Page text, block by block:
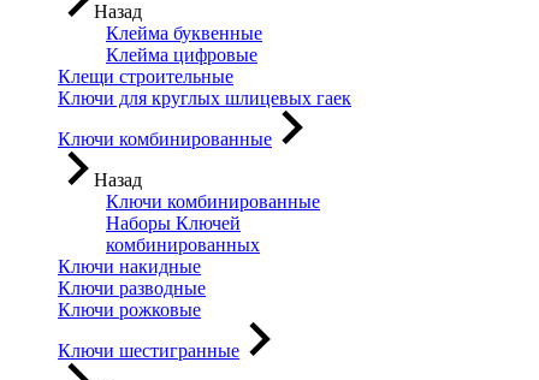
Назад
Клейма буквенные
Клейма цифровые
Клещи строительные
Ключи для круглых шлицевых гаек
Ключи комбинированные
Назад
Ключи комбинированные
Наборы Ключей
комбинированных
Ключи накидные
Ключи разводные
Ключи рожковые
Ключи шестигранные